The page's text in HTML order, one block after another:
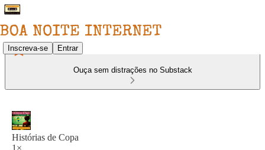
Inscreva-se Entrar
Ouça sem distrações no Substack
Histórias de Copa
1×